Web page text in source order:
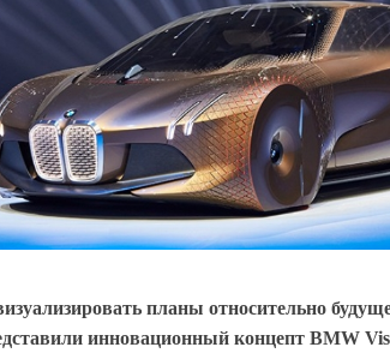
планы относительно
инновационный концепт BMW